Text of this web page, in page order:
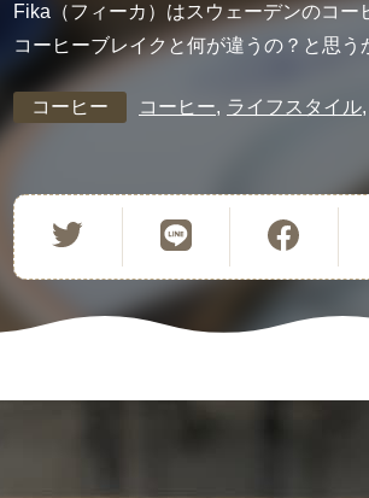
Fika（フィーカ）はスウェーデンのコ
コーヒーブレイクと何が違うの？と思
コーヒー コーヒー ライフスタイル